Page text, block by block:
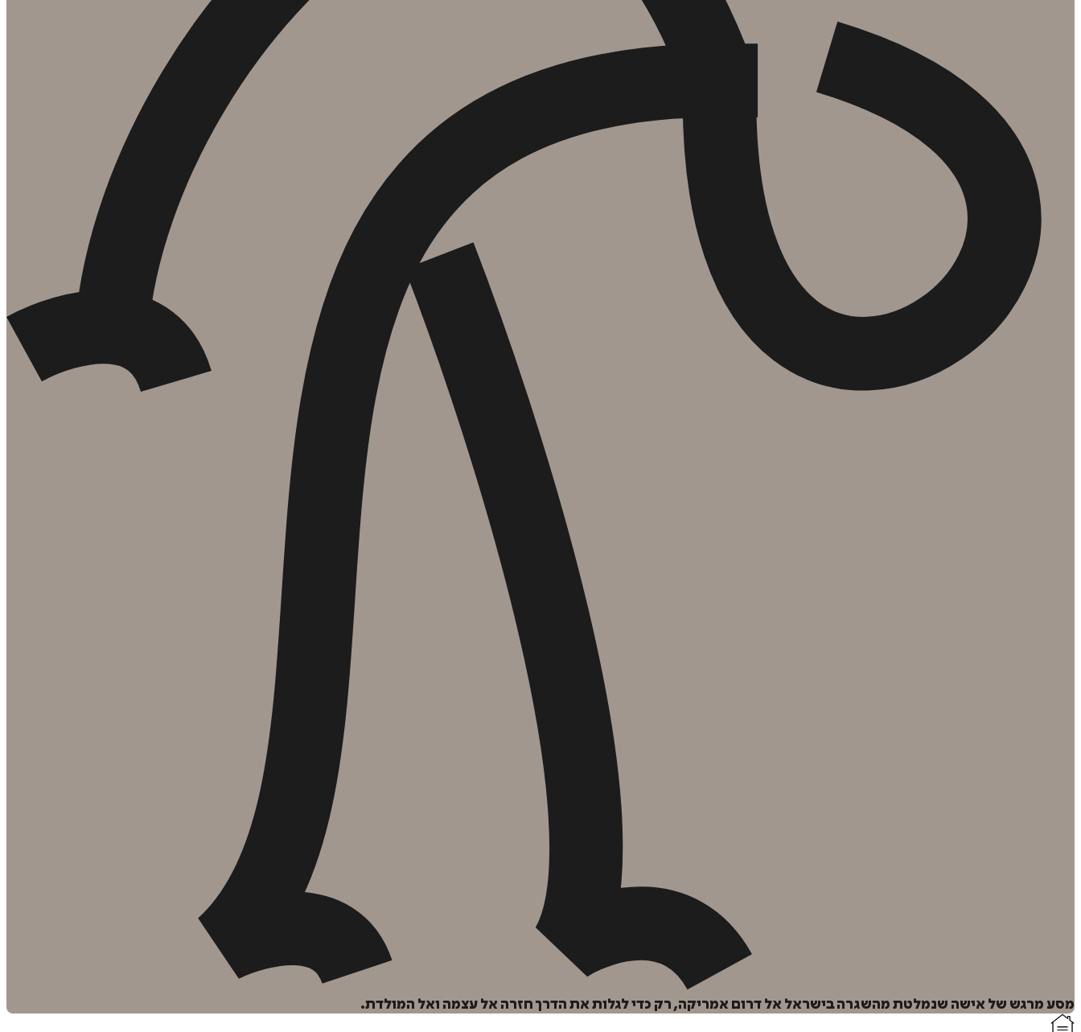
הוספה לסל
מסע מרגש של אישה שנמלטת מהשגרה בישראל אל דרום אמריקה, רק כדי לגלות את הדרך חזרה אל עצמה ואל המולדת.